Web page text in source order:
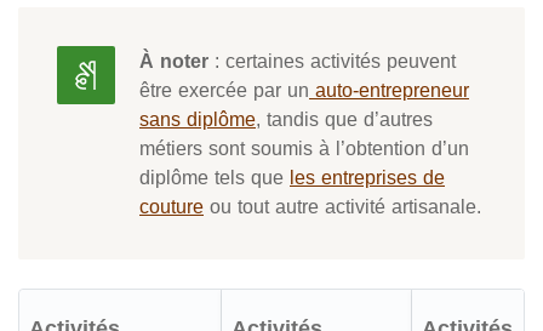
À noter : certaines activités peuvent
être exercée par un auto-entrepreneur
sans diplôme, tandis que d’autres
métiers sont soumis à l’obtention d’un
diplôme tels que les entreprises de
couture ou tout autre activité artisanale.